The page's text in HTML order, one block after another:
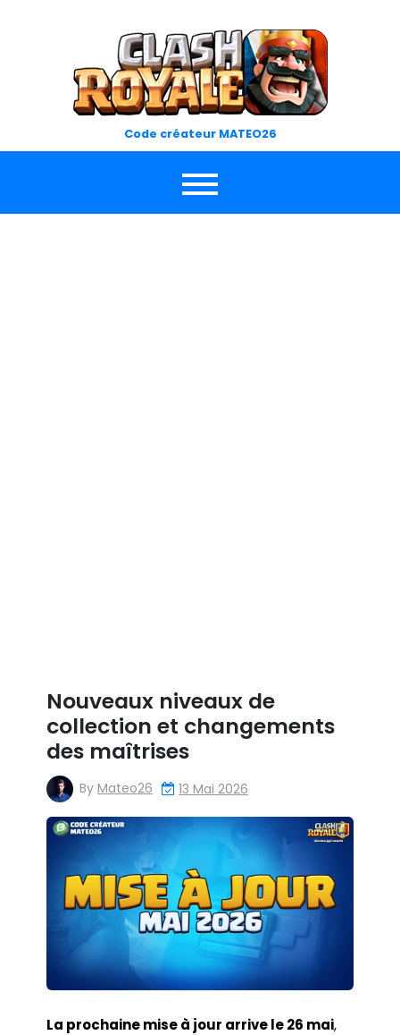
Code créateur MATEO26
Nouveaux niveaux de
collection et changements
des maîtrises
By Mateo26 13 Mai 2026
La prochaine mise à jour arrive le 26 mai,